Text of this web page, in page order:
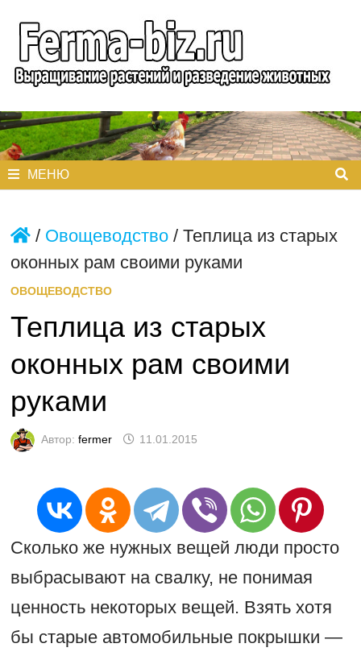
содержимому
МЕНЮ
/ Овощеводство/ Теплица из старых
оконных рам своими руками
ОВОЩЕВОДСТВО
Теплица из старых
оконных рам своими
руками
Автор: fermer 11.01.2015
Сколько же нужных вещей люди просто
выбрасывают на свалку, не понимая
ценность некоторых вещей. Взять хотя
бы старые автомобильные покрышки —